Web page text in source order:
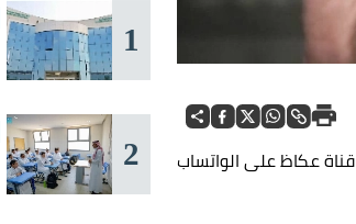
قناة عكاظ على الواتساب
1
2